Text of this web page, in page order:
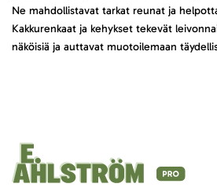
Ne mahdollistavat tarkat reunat ja
Kakkurenkaat ja kehykset tekevät
näköisiä ja auttavat muotoilemaan